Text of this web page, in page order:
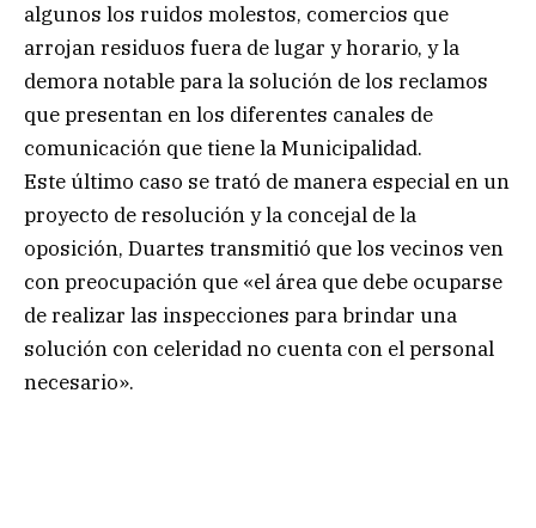
algunos los ruidos molestos, comercios que
arrojan residuos fuera de lugar y horario, y la
demora notable para la solución de los reclamos
que presentan en los diferentes canales de
comunicación que tiene la Municipalidad.
Este último caso se trató de manera especial en un
proyecto de resolución y la concejal de la
oposición, Duartes transmitió que los vecinos ven
con preocupación que «el área que debe ocuparse
de realizar las inspecciones para brindar una
solución con celeridad no cuenta con el personal
necesario».